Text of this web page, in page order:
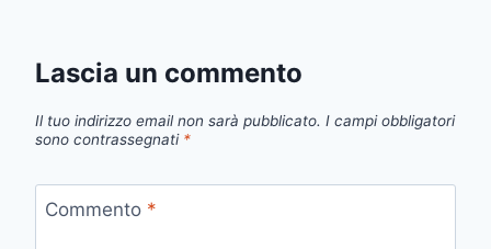
Lascia un commento
Il tuo indirizzo email non sarà pubblicato. I campi obbligatori
sono contrassegnati *
Commento *